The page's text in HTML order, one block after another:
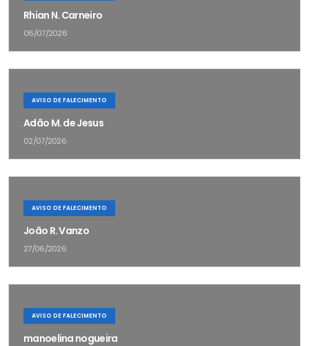
Rhian N. Carneiro
06/07/2026
AVISO DE FALECIMENTO
Adão M. de Jesus
02/07/2026
AVISO DE FALECIMENTO
João R. Vanzo
27/06/2026
AVISO DE FALECIMENTO
manoelina nogueira